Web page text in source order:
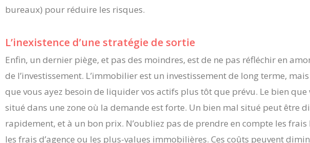
bureaux) pour réduire les risques.
L’inexistence d’une stratégie de sortie
Enfin, un dernier piège, et pas des moindres, est de ne pas réfléchir en
de l’investissement. L’immobilier est un investissement de long terme,
que vous ayez besoin de liquider vos actifs plus tôt que prévu. Le bien que
situé dans une zone où la demande est forte. Un bien mal situé peut être
rapidement, et à un bon prix. N’oubliez pas de prendre en compte les frais
les frais d’agence ou les plus-values immobilières. Ces coûts peuvent